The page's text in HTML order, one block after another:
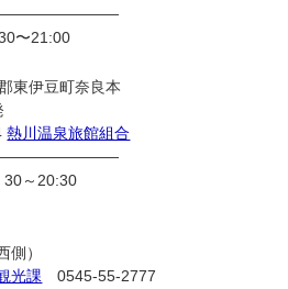
〜21:00
東伊豆町奈良本
熱川温泉旅館組合
30～20:30
側）
光課 0545-55-2777